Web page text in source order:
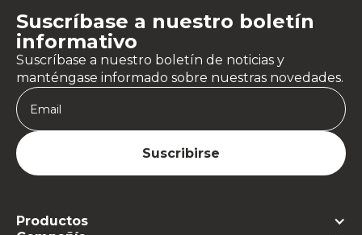
Suscríbase a nuestro boletín
informativo
Suscríbase a nuestro boletín de noticias y
manténgase informado sobre nuestras novedades.
Productos